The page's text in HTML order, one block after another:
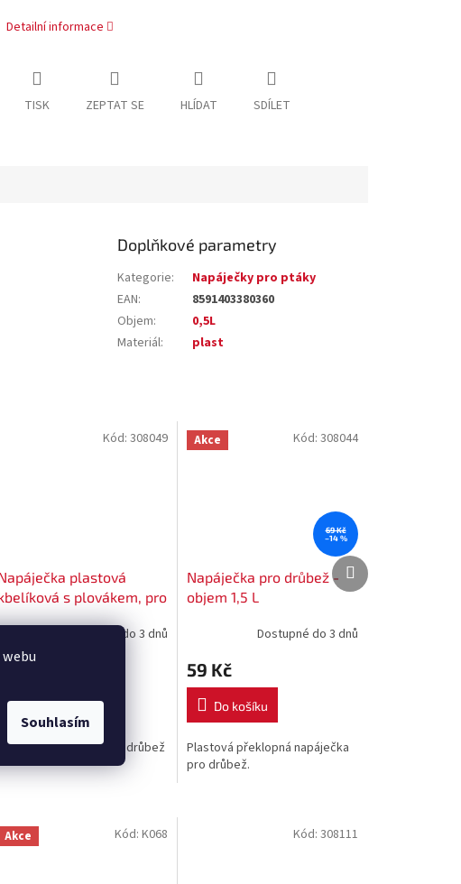
Souhlasím
Detailní informace
TISK ZEPTAT SE HLÍDAT SDÍLET
Doplňkové parametry
Kategorie:
Napáječky pro ptáky
EAN:
8591403380360
Objem:
0,5L
Materiál: plast
plastová
s plovákem, pro
- objem 6 l
Dostupné do 3 dnů
Do košíku
Plastová napáječka pro drůbež
Kód:308049 Akce
69 Kč
–14 %
Napáječka pro drůbež -
objem 1,5 L
Dostupné do 3 dnů
59 Kč
Do košíku
Plastová překlopná napáječka
pro drůbež.
Kód: 308044
Další
produkt
Další
produkt
Akce Kód:K068 Kód: 308111